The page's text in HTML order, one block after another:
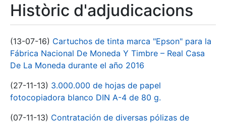
Històric d'adjudicacions
(13-07-16) Cartuchos de tinta marca "Epson" para la
Fábrica Nacional De Moneda Y Timbre – Real Casa
De La Moneda durante el año 2016
(27-11-13) 3.000.000 de hojas de papel
fotocopiadora blanco DIN A-4 de 80 g.
(07-11-13) Contratación de diversas pólizas de